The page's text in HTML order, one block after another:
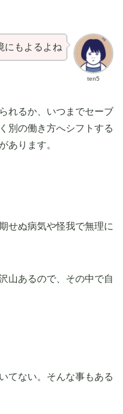
ten5
にもよるよね
れるか、いつまでセーブ
別の働き方へシフトする
あります。
せぬ病気や怪我で無理に
山あるので、その中で自
てない。そんな事もある